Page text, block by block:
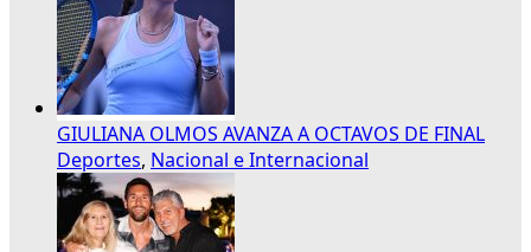
GIULIANA OLMOS AVANZA A OCTAVOS DE FINAL
Deportes, Nacional e Internacional